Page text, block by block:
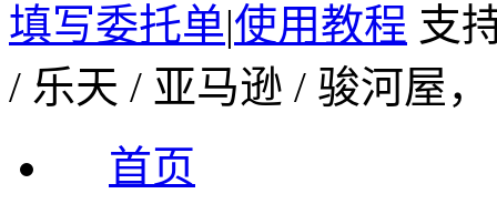
填写委托单|使用教程 支
/ 乐天 / 亚马逊 / 骏河屋
首页